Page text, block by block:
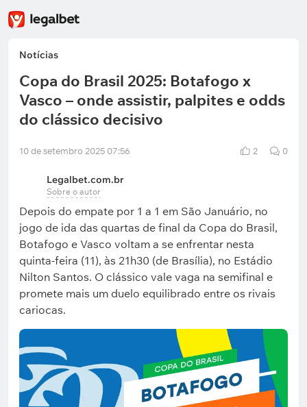
Notícias
Copa do Brasil 2025: Botafogo x
Vasco – onde assistir, palpites e odds
do clássico decisivo
10 de setembro 2025 07:56 2 0
Legalbet.com.br
Sobre o autor
Depois do empate por 1 a 1 em São Januário, no
jogo de ida das quartas de final da Copa do Brasil,
Botafogo e Vasco voltam a se enfrentar nesta
quinta-feira (11), às 21h30 (de Brasília), no Estádio
Nilton Santos. O clássico vale vaga na semifinal e
promete mais um duelo equilibrado entre os rivais
cariocas.